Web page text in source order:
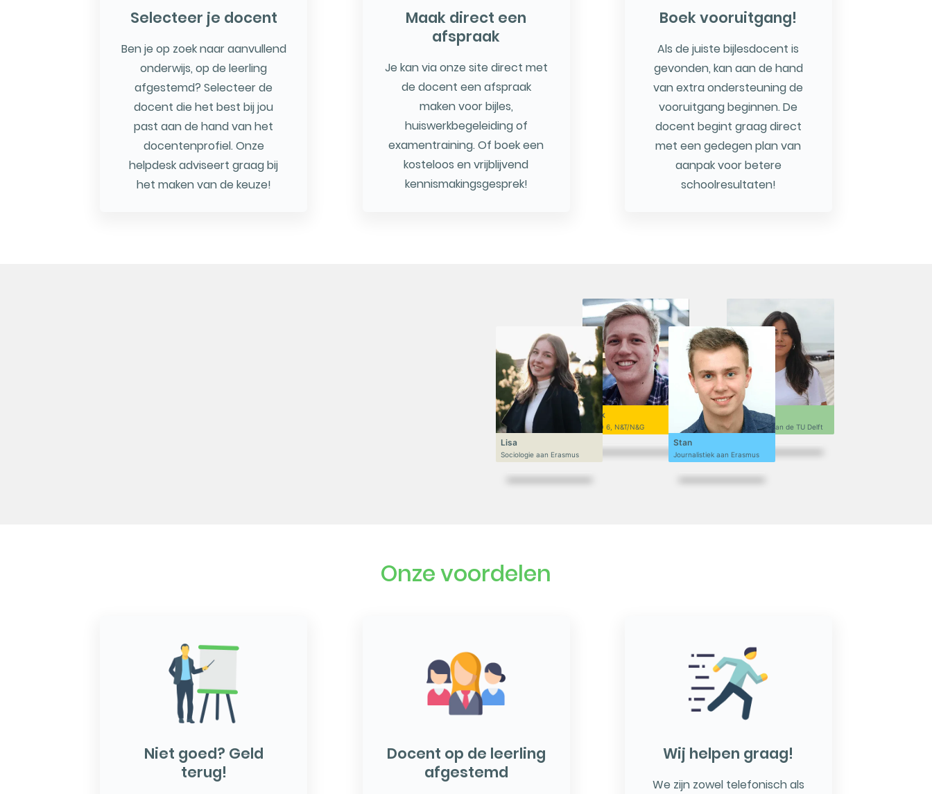
Selecteer je docent
Ben je op zoek naar aanvullend
onderwijs, op de leerling
afgestemd? Selecteer de
docent die het best bij jou
past aan de hand van het
docentenprofiel. Onze
helpdesk adviseert graag bij
het maken van de keuze!
Maak direct een
afspraak
Je kan via onze site direct met
de docent een afspraak
maken voor bijles,
huiswerkbegeleiding of
examentraining. Of boek een
kosteloos en vrijblijvend
kennismakingsgesprek!
Boek vooruitgang!
Als de juiste bijlesdocent is
gevonden, kan aan de hand
van extra ondersteuning de
vooruitgang beginnen. De
docent begint graag direct
met een gedegen plan van
aanpak voor betere
schoolresultaten!
Niek
VWO 6, N&T/N&G
Lisa
Sociologie aan Erasmus
Sofi
Ontwerpen aan de TU Delft
Stan
Journalistiek aan Erasmus
Onze voordelen
Niet goed? Geld
terug!
Docent op de leerling
afgestemd
Wij helpen graag!
We zijn zowel telefonisch als